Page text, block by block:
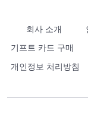
회사 소개
기프트 카드 구매
개인정보 처리방침